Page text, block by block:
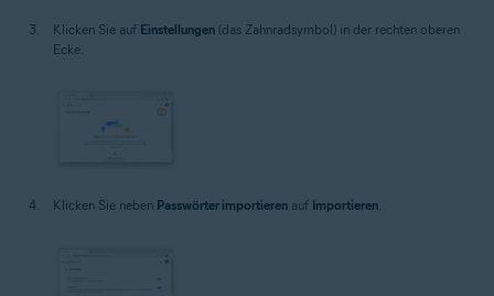
Klicken Sie auf Einstellungen (das Zahnradsymbol) in der rechten oberen
Ecke.
Klicken Sie neben Passwörter importieren auf Importieren.